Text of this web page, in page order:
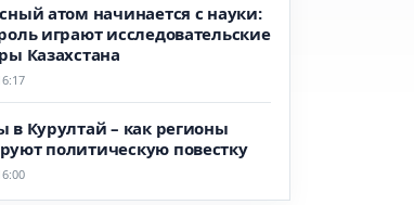
атом начинается с науки:
играют исследовательские
Казахстана
в Курултай – как регионы
политическую повестку